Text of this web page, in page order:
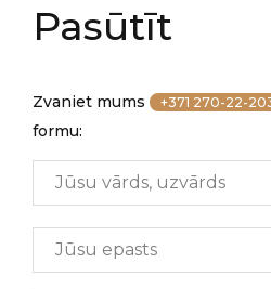
Pasūtīt
Zvaniet mums +371 270-22-
formu: